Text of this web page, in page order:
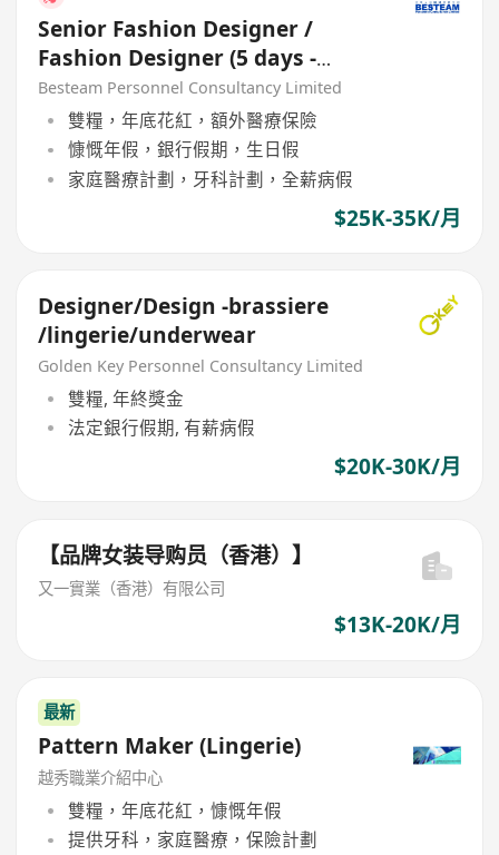
Senior Fashion Designer /
Fashion Designer (5 days -
Woven / Knit / Sweater)
Besteam Personnel Consultancy Limited
雙糧，年底花紅，額外醫療保險
慷慨年假，銀行假期，生日假
家庭醫療計劃，牙科計劃，全薪病假
$25K-35K/月
Designer/Design -brassiere
/lingerie/underwear
Golden Key Personnel Consultancy Limited
雙糧, 年終獎金
法定銀行假期, 有薪病假
$20K-30K/月
【品牌女装导购员（香港）】
又一實業（香港）有限公司
$13K-20K/月
最新
Pattern Maker (Lingerie)
越秀職業介紹中心
雙糧，年底花紅，慷慨年假
提供牙科，家庭醫療，保險計劃